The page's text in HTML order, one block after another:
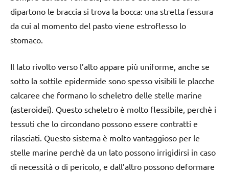
dipartono le braccia si trova la bocca: una stretta fessura
da cui al momento del pasto viene estroflesso lo
stomaco.
Il lato rivolto verso l’alto appare più uniforme, anche se
sotto la sottile epidermide sono spesso visibili le placche
calcaree che formano lo scheletro delle stelle marine
(asteroidei). Questo scheletro è molto flessibile, perchè i
tessuti che lo circondano possono essere contratti e
rilasciati. Questo sistema è molto vantaggioso per le
stelle marine perchè da un lato possono irrigidirsi in caso
di necessità o di pericolo, e dall’altro possono deformare